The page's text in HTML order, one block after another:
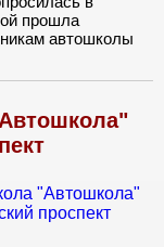
прошла
автошколы